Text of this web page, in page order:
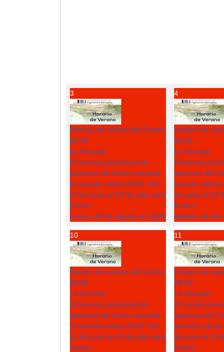
3
Horario de verano del Centro
08:00
La Escuela
El horario provisional de
apertura del Centro durante
el periodo estival 2026: Del
15 de junio al 10 de julio será
Fecha :
Lunes, 03 de Agosto de 2026
4
Horario de
08:00
La Escuela
El horario
apertura del
periodo estival
de junio al 10
Fecha :
Martes, 04 de
10
Horario de verano del Centro
08:00
La Escuela
El horario provisional de
apertura del Centro durante
el periodo estival 2026: Del
15 de junio al 10 de julio será
Fecha :
11
Horario de
08:00
La Escuela
El horario
apertura del
periodo estival
de junio al 10
Fecha :